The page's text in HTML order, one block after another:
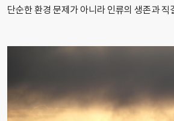
단순한 환경 문제가 아니라 인류의 생존과 직